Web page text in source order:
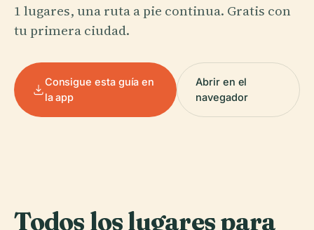
1 lugares, una ruta a pie continua. Gratis con
tu primera ciudad.
Consigue esta guía en
la app
Abrir en el
navegador
Todos los lugares para